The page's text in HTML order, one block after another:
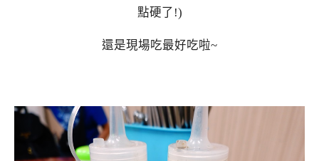
點硬了!)
還是現場吃最好吃啦~